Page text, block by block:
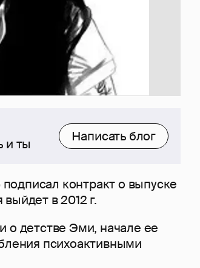
и ты
Написать блог
контракт о выпуске
выйдет в 2012 г.
о детстве Эми, начале ее
психоактивными